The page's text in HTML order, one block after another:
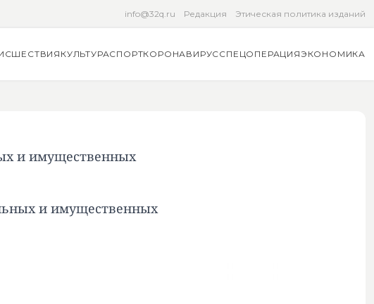
info@32q.ru Редакция Этическая политика изданий
КУЛЬТУРАСПОРТКОРОНАВИРУССПЕЦОПЕРАЦИЯЭКОНОМИКА
и имущественных
и имущественных